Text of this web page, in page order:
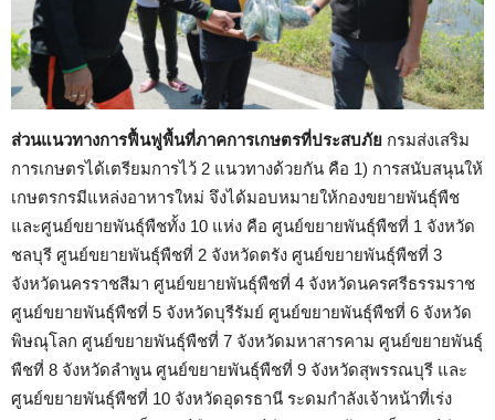
ส่วนแนวทางการฟื้นฟูพื้นที่ภาคการเกษตรที่ประสบภัย กรมส่งเสริม
การเกษตรได้เตรียมการไว้ 2 แนวทางด้วยกัน คือ 1) การสนับสนุนให้
เกษตรกรมีแหล่งอาหารใหม่ จึงได้มอบหมายให้กองขยายพันธุ์พืช
และศูนย์ขยายพันธุ์พืชทั้ง 10 แห่ง คือ ศูนย์ขยายพันธุ์พืชที่ 1 จังหวัด
ชลบุรี ศูนย์ขยายพันธุ์พืชที่ 2 จังหวัดตรัง ศูนย์ขยายพันธุ์พืชที่ 3
จังหวัดนครราชสีมา ศูนย์ขยายพันธุ์พืชที่ 4 จังหวัดนครศรีธรรมราช
ศูนย์ขยายพันธุ์พืชที่ 5 จังหวัดบุรีรัมย์ ศูนย์ขยายพันธุ์พืชที่ 6 จังหวัด
พิษณุโลก ศูนย์ขยายพันธุ์พืชที่ 7 จังหวัดมหาสารคาม ศูนย์ขยายพันธุ์
พืชที่ 8 จังหวัดลำพูน ศูนย์ขยายพันธุ์พืชที่ 9 จังหวัดสุพรรณบุรี และ
ศูนย์ขยายพันธุ์พืชที่ 10 จังหวัดอุดรธานี ระดมกำลังเจ้าหน้าที่เร่ง